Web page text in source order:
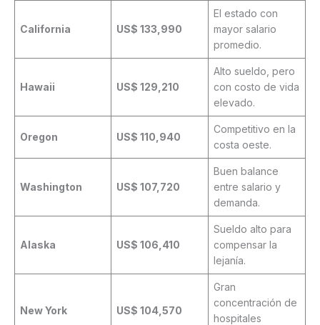
California US$ 133,990
El estado con
mayor salario
promedio.
Hawaii US$ 129,210
Alto sueldo, pero
con costo de vida
elevado.
Oregon US$ 110,940
Competitivo en la
costa oeste.
Washington US$ 107,720
Buen balance
entre salario y
demanda.
Alaska US$ 106,410
Sueldo alto para
compensar la
lejanía.
New York US$ 104,570
Gran
concentración de
hospitales